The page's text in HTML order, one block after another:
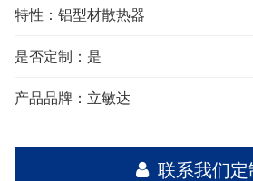
特性：铝型材散热器
是否定制：是
产品品牌：立敏达
联系我们定